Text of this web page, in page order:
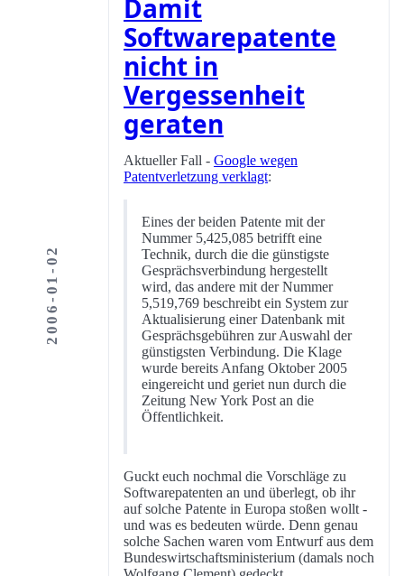
2006-01-02
Damit
Softwarepatente
nicht in
Vergessenheit
geraten
Aktueller Fall - Google wegen
Patentverletzung verklagt:
Eines der beiden Patente mit der
Nummer 5,425,085 betrifft eine
Technik, durch die die günstigste
Gesprächsverbindung hergestellt
wird, das andere mit der Nummer
5,519,769 beschreibt ein System zur
Aktualisierung einer Datenbank mit
Gesprächsgebühren zur Auswahl der
günstigsten Verbindung. Die Klage
wurde bereits Anfang Oktober 2005
eingereicht und geriet nun durch die
Zeitung New York Post an die
Öffentlichkeit.
Guckt euch nochmal die Vorschläge zu
Softwarepatenten an und überlegt, ob ihr
auf solche Patente in Europa stoßen wollt -
und was es bedeuten würde. Denn genau
solche Sachen waren vom Entwurf aus dem
Bundeswirtschaftsministerium (damals noch